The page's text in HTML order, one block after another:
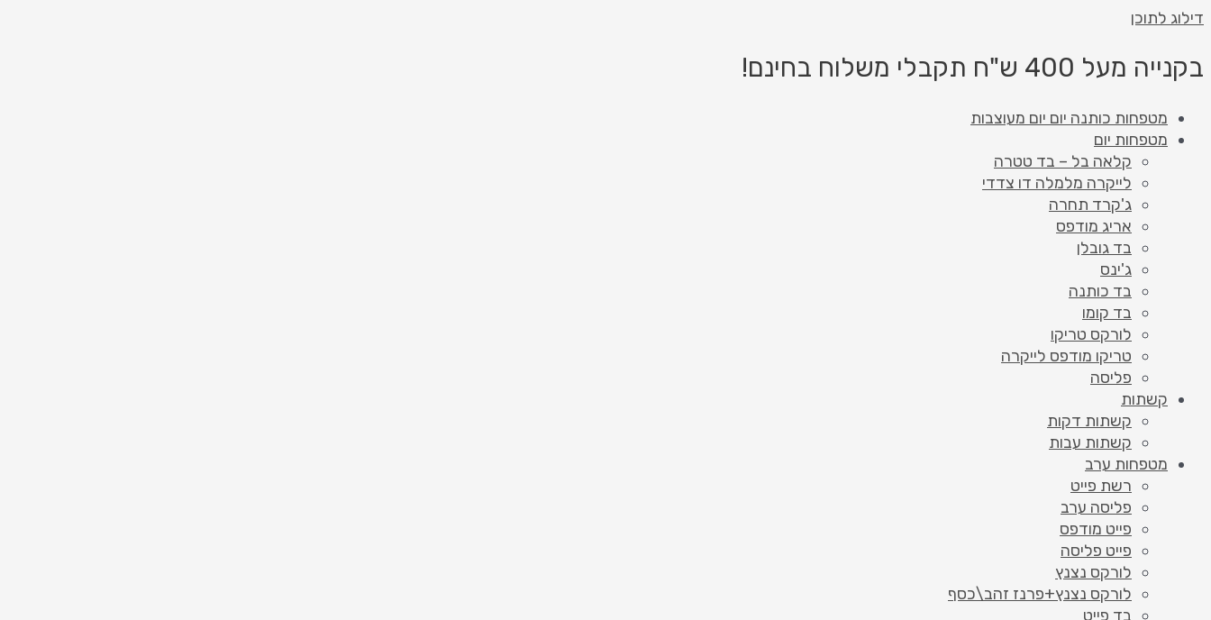
דילוג לתוכן
בקנייה מעל 400 ש"ח תקבלי משלוח בחינם!
מטפחות כותנה יום יום מעוצבות
מטפחות יום
קלאה בל – בד טטרה
לייקרה מלמלה דו צדדי
ג'קרד תחרה
אריג מודפס
בד גובלן
ג'ינס
בד כותנה
בד קומו
לורקס טריקו
טריקו מודפס לייקרה
פליסה
קשתות
קשתות דקות
קשתות עבות
מטפחות ערב
רשת פייט
פליסה ערב
פייט מודפס
פייט פליסה
לורקס נצנץ
לורקס נצנץ+פרנז זהב\כסף
בד פייט